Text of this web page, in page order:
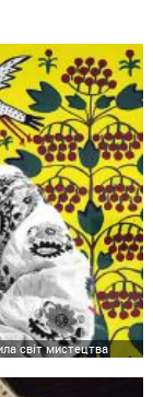
світ мистецтва